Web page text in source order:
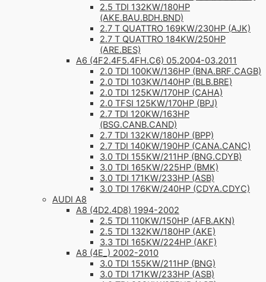
2.5 TDI 132KW/180HP
(AKE.BAU.BDH.BND)
2.7 T QUATTRO 169KW/230HP (AJK)
2.7 T QUATTRO 184KW/250HP
(ARE.BES)
A6 (4F2.4F5.4FH.C6) 05.2004-03.2011
2.0 TDI 100KW/136HP (BNA.BRF.CAGB)
2.0 TDI 103KW/140HP (BLB.BRE)
2.0 TDI 125KW/170HP (CAHA)
2.0 TFSI 125KW/170HP (BPJ)
2.7 TDI 120KW/163HP
(BSG.CANB.CAND)
2.7 TDI 132KW/180HP (BPP)
2.7 TDI 140KW/190HP (CANA.CANC)
3.0 TDI 155KW/211HP (BNG.CDYB)
3.0 TDI 165KW/225HP (BMK)
3.0 TDI 171KW/233HP (ASB)
3.0 TDI 176KW/240HP (CDYA.CDYC)
AUDI A8
A8 (4D2.4D8) 1994-2002
2.5 TDI 110KW/150HP (AFB.AKN)
2.5 TDI 132KW/180HP (AKE)
3.3 TDI 165KW/224HP (AKF)
A8 (4E_) 2002-2010
3.0 TDI 155KW/211HP (BNG)
3.0 TDI 171KW/233HP (ASB)